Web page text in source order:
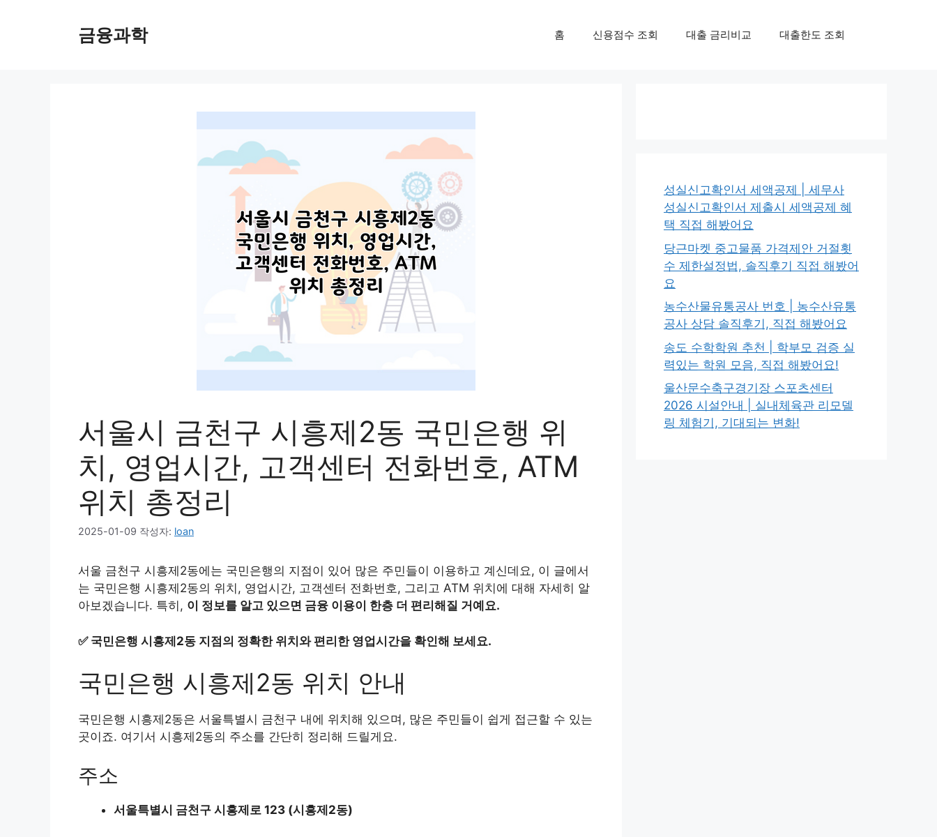
금융과학 홈 신용점수 조회 대출 금리비교 대출한도 조회
서울시 금천구 시흥제2동 국민은행 위
치, 영업시간, 고객센터 전화번호, ATM
위치 총정리
2025-01-09 작성자: loan
서울 금천구 시흥제2동에는 국민은행의 지점이 있어 많은 주민들이 이용하고 계신데요, 이 글에서
는 국민은행 시흥제2동의 위치, 영업시간, 고객센터 전화번호, 그리고 ATM 위치에 대해 자세히 알
아보겠습니다. 특히, 이 정보를 알고 있으면 금융 이용이 한층 더 편리해질 거예요.
✅ 국민은행 시흥제2동 지점의 정확한 위치와 편리한 영업시간을 확인해 보세요.
국민은행 시흥제2동 위치 안내
국민은행 시흥제2동은 서울특별시 금천구 내에 위치해 있으며, 많은 주민들이 쉽게 접근할 수 있는
곳이죠. 여기서 시흥제2동의 주소를 간단히 정리해 드릴게요.
주소
서울특별시 금천구 시흥제로 123 (시흥제2동)
성실신고확인서 세액공제 | 세무사
성실신고확인서 제출시 세액공제 혜
택 직접 해봤어요
당근마켓 중고물품 가격제안 거절횟
수 제한설정법, 솔직후기 직접 해봤어
요
농수산물유통공사 번호 | 농수산유통
공사 상담 솔직후기, 직접 해봤어요
송도 수학학원 추천 | 학부모 검증 실
력있는 학원 모음, 직접 해봤어요!
울산문수축구경기장 스포츠센터
2026 시설안내 | 실내체육관 리모델
링 체험기, 기대되는 변화!